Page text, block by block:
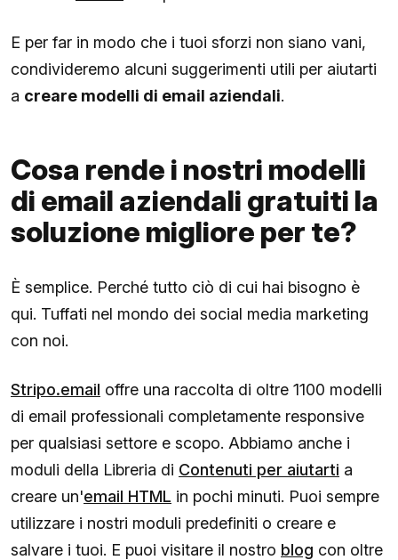
E per far in modo che i tuoi sforzi non siano vani,
condivideremo alcuni suggerimenti utili per aiutarti
a creare modelli di email aziendali.
Cosa rende i nostri modelli
di email aziendali gratuiti la
soluzione migliore per te?
È semplice. Perché tutto ciò di cui hai bisogno è
qui. Tuffati nel mondo dei social media marketing
con noi.
Stripo.email offre una raccolta di oltre 1100 modelli
di email professionali completamente responsive
per qualsiasi settore e scopo. Abbiamo anche i
moduli della Libreria di Contenuti per aiutarti a
creare un'email HTML in pochi minuti. Puoi sempre
utilizzare i nostri moduli predefiniti o creare e
salvare i tuoi. E puoi visitare il nostro blog con oltre